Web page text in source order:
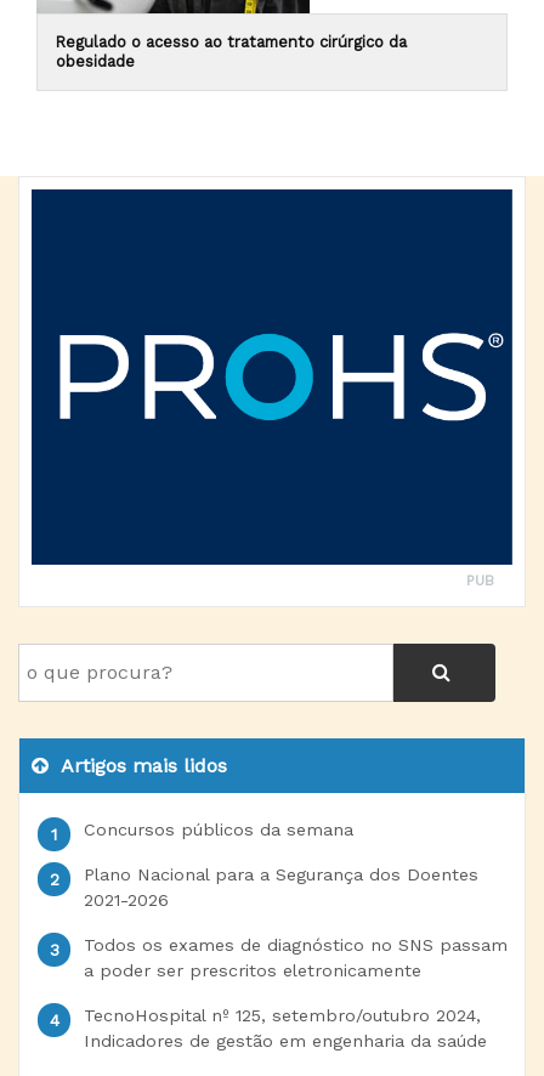
Regulado o acesso ao tratamento cirúrgico da
obesidade
PUB
Artigos mais lidos
Concursos públicos da semana
Plano Nacional para a Segurança dos Doentes
2021-2026
Todos os exames de diagnóstico no SNS passam
a poder ser prescritos eletronicamente
TecnoHospital nº 125, setembro/outubro 2024,
Indicadores de gestão em engenharia da saúde